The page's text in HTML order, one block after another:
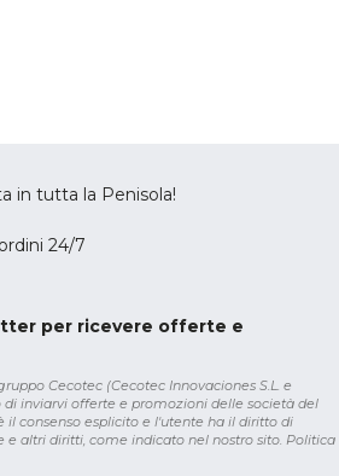
in tutta la Penisola!
24/7
per ricevere offerte e
Cecotec (Cecotec Innovaciones S.L. e
di inviarvi offerte e promozioni delle società del
consenso esplicito e l'utente ha il diritto di
e altri diritti, come indicato nel nostro sito. Politica